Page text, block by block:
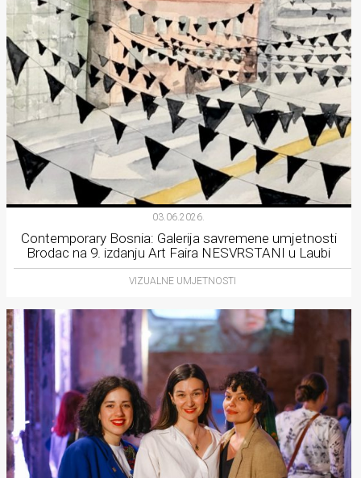
03.06.2026.
Contemporary Bosnia: Galerija savremene umjetnosti
Brodac na 9. izdanju Art Faira NESVRSTANI u Laubi
VIZUALNE UMJETNOSTI